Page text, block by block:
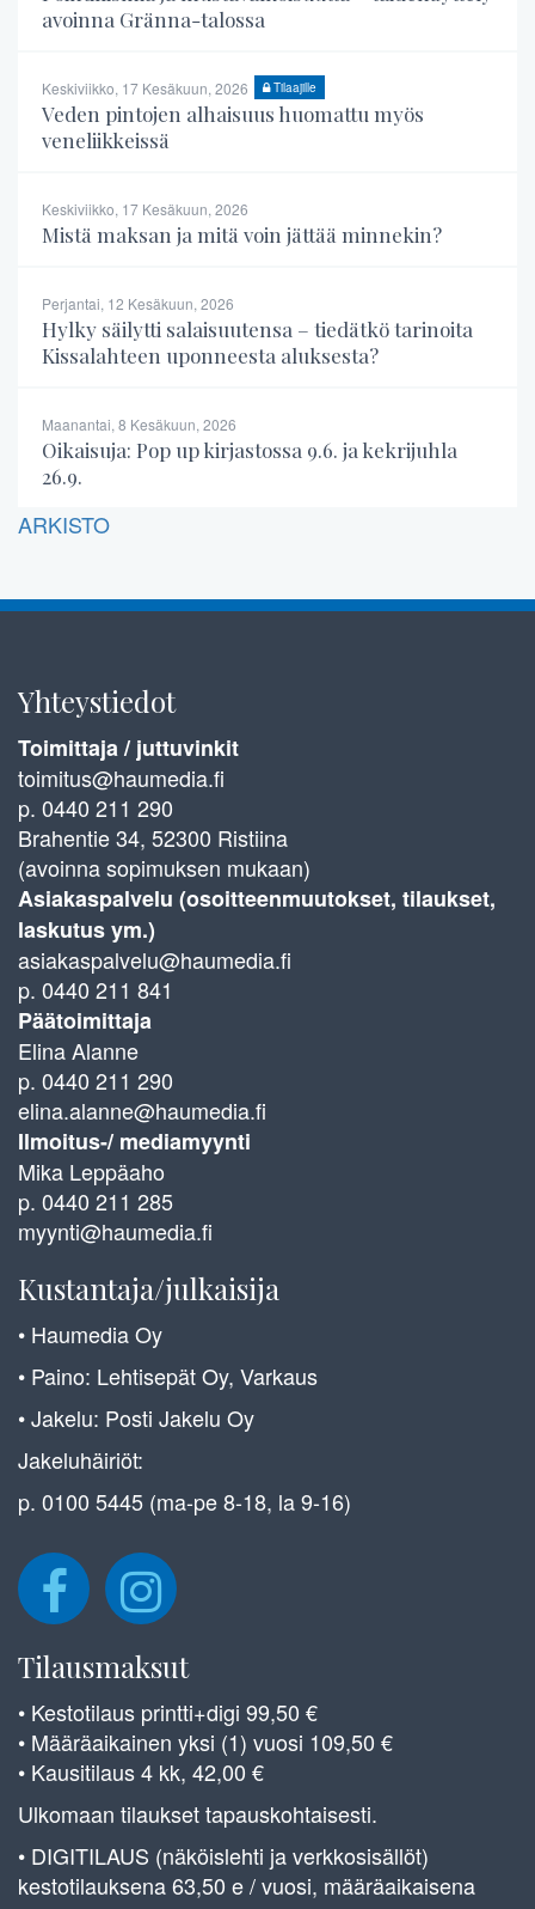
avoinna Gränna-talossa
Keskiviikko, 17 Kesäkuun, 2026 Tilaajille
Veden pintojen alhaisuus huomattu myös
veneliikkeissä
Keskiviikko, 17 Kesäkuun, 2026
Mistä maksan ja mitä voin jättää minnekin?
Perjantai, 12 Kesäkuun, 2026
Hylky säilytti salaisuutensa – tiedätkö tarinoita
Kissalahteen uponneesta aluksesta?
Maanantai, 8 Kesäkuun, 2026
Oikaisuja: Pop up kirjastossa 9.6. ja kekrijuhla
26.9.
ARKISTO
Yhteystiedot
Toimittaja / juttuvinkit
toimitus@haumedia.fi
p. 0440 211 290
Brahentie 34, 52300 Ristiina
(avoinna sopimuksen mukaan)
Asiakaspalvelu (osoitteenmuutokset, tilaukset,
laskutus ym.)
asiakaspalvelu@haumedia.fi
p. 0440 211 841
Päätoimittaja
Elina Alanne
p. 0440 211 290
elina.alanne@haumedia.fi
Ilmoitus-/ mediamyynti
Mika Leppäaho
p. 0440 211 285
myynti@haumedia.fi
Kustantaja/julkaisija
• Haumedia Oy
• Paino: Lehtisepät Oy, Varkaus
• Jakelu: Posti Jakelu Oy
Jakeluhäiriöt:
p. 0100 5445 (ma-pe 8-18, la 9-16)
Tilausmaksut
• Kestotilaus printti+digi 99,50 €
• Määräaikainen yksi (1) vuosi 109,50 €
• Kausitilaus 4 kk, 42,00 €
Ulkomaan tilaukset tapauskohtaisesti.
• DIGITILAUS (näköislehti ja verkkosisällöt)
kestotilauksena 63,50 e / vuosi, määräaikaisena